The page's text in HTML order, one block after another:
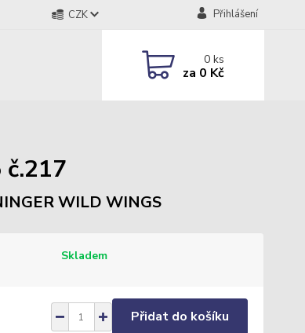
CZK Přihlášení
0ks
za 0 Kč
WILD WINGS
Skladem
Přidat do košíku